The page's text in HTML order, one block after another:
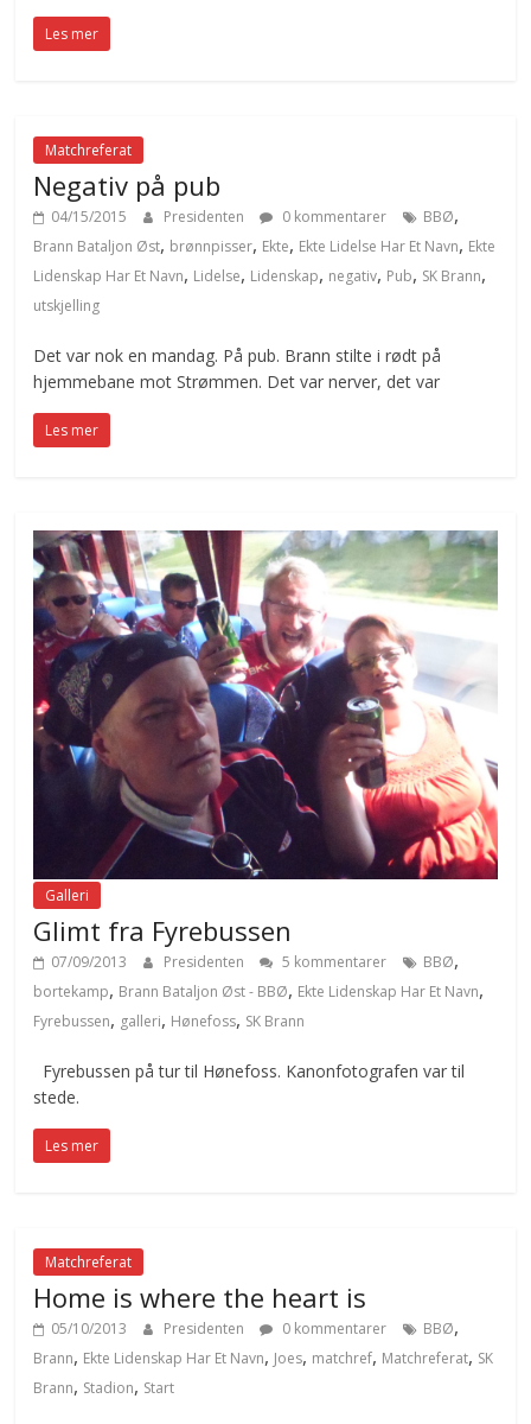
Les mer
Matchreferat
Negativ på pub
04/15/2015 Presidenten 0 kommentarer BBØ,
Brann Bataljon Øst, brønnpisser, Ekte, Ekte Lidelse Har Et Navn, Ekte
Lidenskap Har Et Navn, Lidelse, Lidenskap, negativ, Pub, SK Brann,
utskjelling
Det var nok en mandag. På pub. Brann stilte i rødt på
hjemmebane mot Strømmen. Det var nerver, det var
Les mer
Galleri
Glimt fra Fyrebussen
07/09/2013 Presidenten 5 kommentarer BBØ,
bortekamp, Brann Bataljon Øst - BBØ, Ekte Lidenskap Har Et Navn,
Fyrebussen, galleri, Hønefoss, SK Brann
Fyrebussen på tur til Hønefoss. Kanonfotografen var til
stede.
Les mer
Matchreferat
Home is where the heart is
05/10/2013 Presidenten 0 kommentarer BBØ,
Brann, Ekte Lidenskap Har Et Navn, Joes, matchref, Matchreferat, SK
Brann, Stadion, Start